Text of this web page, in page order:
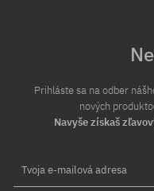
Prihláste sa na odber
nových
Navyše získaš
Tvoja e-mailová adresa